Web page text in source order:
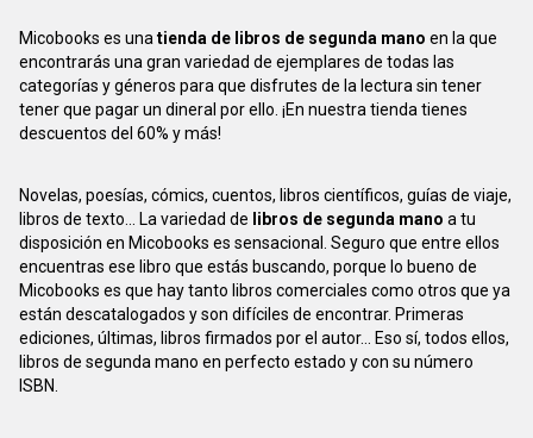
Micobooks es unatienda de libros de segunda mano en la que
encontrarás una gran variedad de ejemplares de todas las
categorías y géneros para que disfrutes de la lectura sin tener
tener que pagar un dineral por ello. ¡En nuestra tienda tienes
descuentos del 60% y más!
Novelas, poesías, cómics, cuentos, libros científicos, guías de viaje,
libros de texto... La variedad de libros de segunda mano a tu
disposición en Micobooks es sensacional. Seguro que entre ellos
encuentras ese libro que estás buscando, porque lo bueno de
Micobooks es que hay tanto libros comerciales como otros que ya
están descatalogados y son difíciles de encontrar. Primeras
ediciones, últimas, libros firmados por el autor... Eso sí, todos ellos,
libros de segunda mano en perfecto estado y con su número
ISBN.